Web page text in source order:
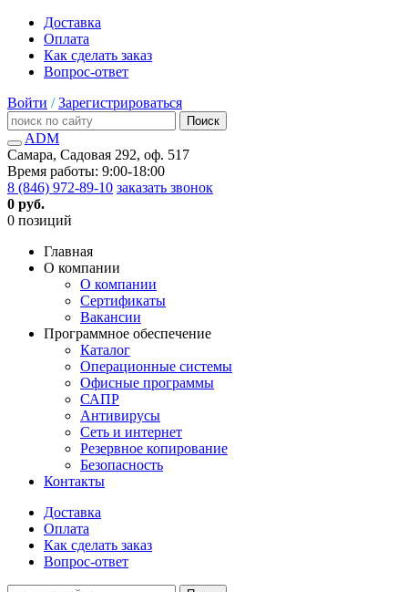
Доставка
Оплата
Как сделать заказ
Вопрос-ответ
Войти / Зарегистрироваться
Поиск
ADM
Самара, Садовая 292, оф. 517
Время работы: 9:00-18:00
8 (846) 972-89-10 заказать звонок
0 руб.
0 позиций
Главная
О компании
О компании
Сертификаты
Вакансии
Программное обеспечение
Каталог
Операционные системы
Офисные программы
САПР
Антивирусы
Сеть и интернет
Резервное копирование
Безопасность
Контакты
Доставка
Оплата
Как сделать заказ
Вопрос-ответ